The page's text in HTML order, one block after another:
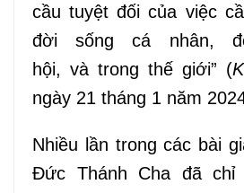
cầu tuyệt đối của việc
đời sống cá nhân,
hội, và trong thế giới” (
ngày 21 tháng 1 năm
Nhiều lần trong các bài
Đức Thánh Cha đã chỉ